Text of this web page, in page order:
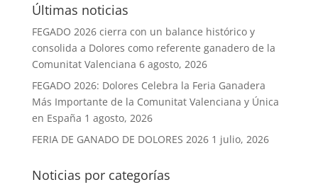
Últimas noticias
FEGADO 2026 cierra con un balance histórico y
consolida a Dolores como referente ganadero de la
Comunitat Valenciana 6 agosto, 2026
FEGADO 2026: Dolores Celebra la Feria Ganadera
Más Importante de la Comunitat Valenciana y Única
en España 1 agosto, 2026
FERIA DE GANADO DE DOLORES 2026 1 julio, 2026
Noticias por categorías